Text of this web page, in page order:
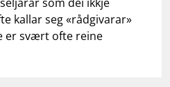
kallar seg «rådgivarar»
er svært ofte reine